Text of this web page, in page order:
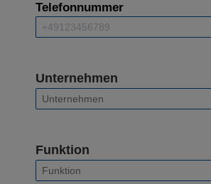
Telefonnummer
Unternehmen
Funktion